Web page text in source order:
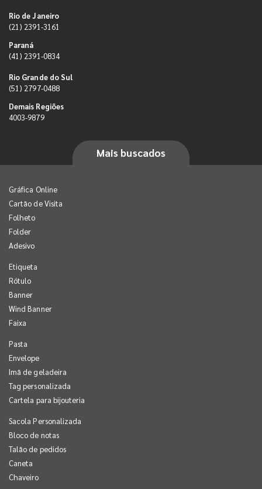
Rio de Janeiro
(21) 2391-3161
Paraná
(41) 2391-0834
Rio Grande do Sul
(51) 2797-0488
Demais Regiões
4003-9879
Mais buscados
Gráfica Online
Cartão de Visita
Folheto
Folder
Adesivo
Etiqueta
Rótulo
Banner
Wind Banner
Faixa
Pasta
Envelope
Imã de geladeira
Tag personalizada
Cartela para bijouteria
Sacola Personalizada
Bloco de notas
Talão de pedidos
Caneta
Chaveiro